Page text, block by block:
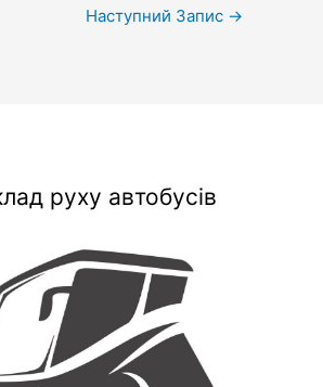
Наступний Запис →
руху автобусів